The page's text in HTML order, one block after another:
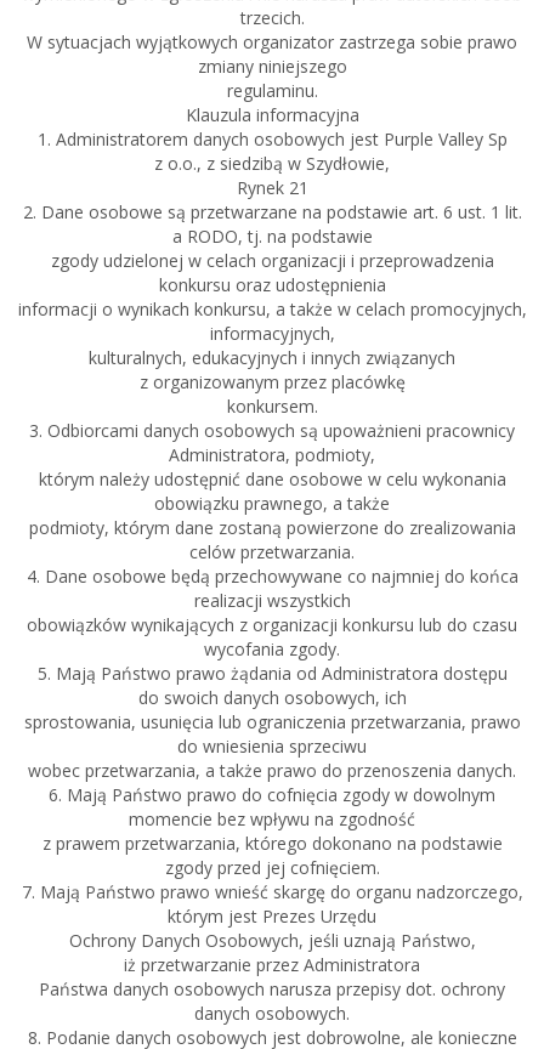
trzecich.
W sytuacjach wyjątkowych organizator zastrzega sobie prawo
zmiany niniejszego
regulaminu.
Klauzula informacyjna
1. Administratorem danych osobowych jest Purple Valley Sp
z o.o., z siedzibą w Szydłowie,
Rynek 21
2. Dane osobowe są przetwarzane na podstawie art. 6 ust. 1 lit.
a RODO, tj. na podstawie
zgody udzielonej w celach organizacji i przeprowadzenia
konkursu oraz udostępnienia
informacji o wynikach konkursu, a także w celach promocyjnych,
informacyjnych,
kulturalnych, edukacyjnych i innych związanych
z organizowanym przez placówkę
konkursem.
3. Odbiorcami danych osobowych są upoważnieni pracownicy
Administratora, podmioty,
którym należy udostępnić dane osobowe w celu wykonania
obowiązku prawnego, a także
podmioty, którym dane zostaną powierzone do zrealizowania
celów przetwarzania.
4. Dane osobowe będą przechowywane co najmniej do końca
realizacji wszystkich
obowiązków wynikających z organizacji konkursu lub do czasu
wycofania zgody.
5. Mają Państwo prawo żądania od Administratora dostępu
do swoich danych osobowych, ich
sprostowania, usunięcia lub ograniczenia przetwarzania, prawo
do wniesienia sprzeciwu
wobec przetwarzania, a także prawo do przenoszenia danych.
6. Mają Państwo prawo do cofnięcia zgody w dowolnym
momencie bez wpływu na zgodność
z prawem przetwarzania, którego dokonano na podstawie
zgody przed jej cofnięciem.
7. Mają Państwo prawo wnieść skargę do organu nadzorczego,
którym jest Prezes Urzędu
Ochrony Danych Osobowych, jeśli uznają Państwo,
iż przetwarzanie przez Administratora
Państwa danych osobowych narusza przepisy dot. ochrony
danych osobowych.
8. Podanie danych osobowych jest dobrowolne, ale konieczne